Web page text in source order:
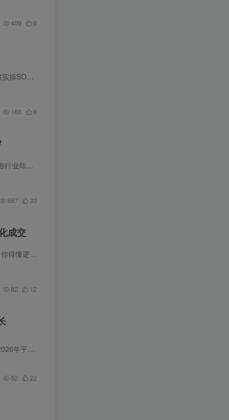
409 6
低，一部手...
160 8
知道怎么线上获客？尝...
887 30
成交
2026年的知识付费赛道早已不是谁有内容谁就能赢的时代了。 今天想真正跑出来，光会讲课远远不够，你得懂逻辑、有人设、会
82 12
这是一门针对电商平台（如淘宝/天猫）新版“无界”推广工具的关键词高级操作实战课程。课程紧密围绕2026年平台算法，打破传统关键词布局的局限，系统教学如何在新品测试期、打标期、成长期和爆...
52 22